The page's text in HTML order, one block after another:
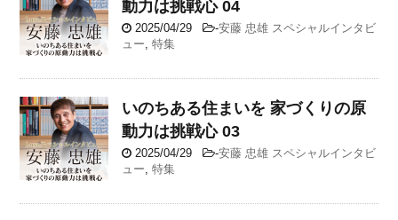
動力は挑戦心 04
2025/04/29 -安藤 忠雄 スペシャルインタビ
ュー ,特集
いのちある住まいを 家づくりの原
動力は挑戦心 03
2025/04/29 -安藤 忠雄 スペシャルインタビ
ュー ,特集